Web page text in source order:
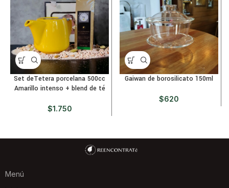
Set deTetera porcelana 500cc
Amarillo intenso + blend de té
$1.750
Gaiwan de borosilicato 150ml
$620
Menú